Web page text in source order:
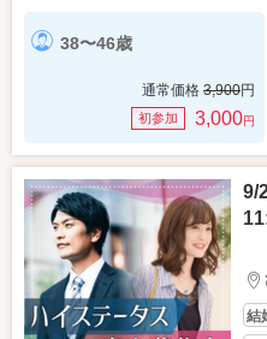
38〜46歳
通常価格 3,900円
初参加 3,000円
9/
結